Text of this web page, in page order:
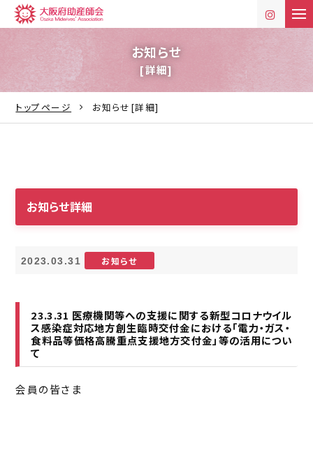
t
o
a
g
お知らせ
[詳細]
トップページ お知らせ[詳細]
お知らせ詳細
2023.03.31 お知らせ
23.3.31 医療機関等への支援に関する新型コロナウイル
ス感染症対応地方創生臨時交付金における「電力・ガス・
食料品等価格高騰重点支援地方交付金」等の活用につい
て
会員の皆さま